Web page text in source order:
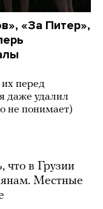
«За Питер»,
перед
даже удалил
не понимает)
что в Грузии
Местные